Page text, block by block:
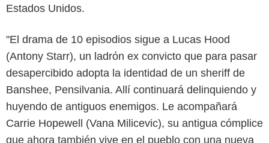
Estados Unidos.
"El drama de 10 episodios sigue a Lucas Hood
(Antony Starr), un ladrón ex convicto que para pasar
desapercibido adopta la identidad de un sheriff de
Banshee, Pensilvania. Allí continuará delinquiendo y
huyendo de antiguos enemigos. Le acompañará
Carrie Hopewell (Vana Milicevic), su antigua cómplice
que ahora también vive en el pueblo con una nueva
Prime Video